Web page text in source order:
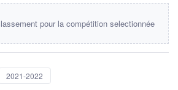
pour la compétition selectionnée
2021-2022